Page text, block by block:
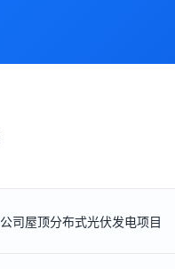
司屋顶分布式光伏发电项目